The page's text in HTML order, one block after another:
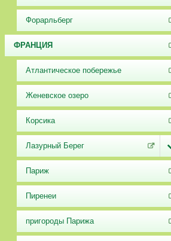
Форарльберг
ФРАНЦИЯ
Атлантическое побережье
Женевское озеро
Корсика
Лазурный Берег
Париж
Пиренеи
пригороды Парижа